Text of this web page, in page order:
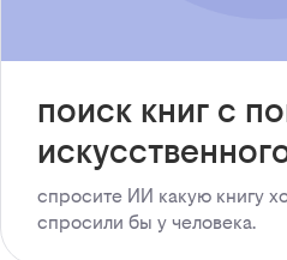
поиск книг с
спросите ИИ какую книгу
спросили бы у человека.